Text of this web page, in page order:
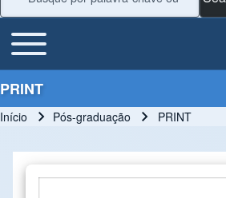
Main Menu
Toggle main menu
PRINT
Início Pós-graduação PRINT